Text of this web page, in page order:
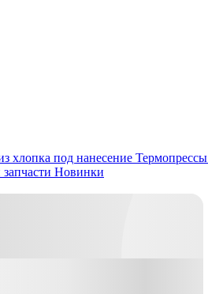
хлопка под нанесение Термопрессы
Новинки